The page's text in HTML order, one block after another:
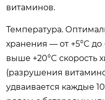
витаминов.
Температура.
хранения — от +5°C до
выше +20°C скорость
(разрушения
удваивается каждые